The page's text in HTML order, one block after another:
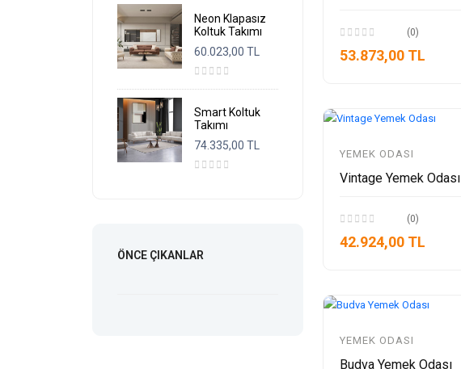
Neon Klapasız
Koltuk Takımı
60.023,00 TL
Smart Koltuk
Takımı
74.335,00 TL
ÖNCE ÇIKANLAR
(0)
53.873,00 TL
YEMEK ODASI
Vintage Yemek Odası
(0)
42.924,00 TL
YEMEK ODASI
Budva Yemek Odası